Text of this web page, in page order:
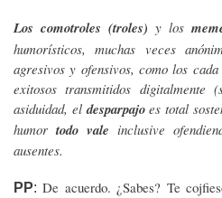
Los comotroles (troles) y los
humorísticos, muchas veces
agresivos y ofensivos, como los
exitosos transmitidos digitalmente
asiduidad, eldesparpajoes total
humor todo vale inclusive
ausentes.
PP:De acuerdo. ¿Sabes? Te